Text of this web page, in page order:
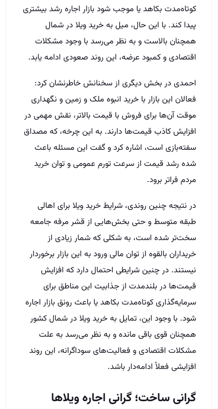
کوتاه‌مدت بکاهد یا موجب شود بازار اجاره رشد بیشتری
پیدا کند. با این حال، میل به خرید ویلا در شمال
همچنان بالاست و به نظر می‌رسد با وجود مشکلات
اقتصادی و کمبود عرضه، این روند صعودی ادامه یابد.
احمدی در بخش دیگری از سخنانش خاطرنشان کرد:
فعالان این بازار با خرید انبوه ملک و زمین و نگهداری
موقت آن‌ها برای فروش با قیمت بالاتر، نقش مهمی در
افزایش کاذب قیمت‌ها دارند. به این چرخه، که مصداق
سفته‌بازی است، اشاره کرد و گفت این مسئله باعث
شده رشد قیمت از سرعت تورم عمومی و توان خرید
مردم فراتر برود.
در نتیجه چنین روندی، شرایط خرید ویلا برای اهالی
طبقه متوسط و حتی بخش‌هایی از قشر مرفه جامعه
سخت‌تر شده است، به شکلی که شمار زیادی از
خریداران بالقوه از توان مالی ورود به این بازار برخوردار
نیستند. در چنین شرایطی احتمال دارد که افزایش
قیمت‌ها در بلندمدت از جذابیت این مناطق برای
سرمایه‌گذاری کوتاه‌مدت بکاهد یا باعث رونق بازار اجاره
شود. با وجود این، تمایل به خرید ویلا در شمال کشور
همچنان قوی باقی مانده و به نظر می‌رسد به علت
مشکلات اقتصادی و فعالیت‌های سوداگرانه، این روند
افزایشی فعلاً ادامه‌دار باشد.
گرانی ساخت؛ گرانی اجاره ویلاها